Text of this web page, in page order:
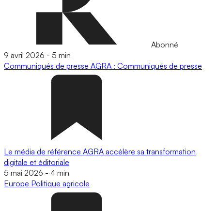
Abonné
9 avril 2026 - 5 min
Communiqués de presse AGRA : Communiqués de presse
Le média de référence AGRA accélère sa transformation
digitale et éditoriale
5 mai 2026 - 4 min
Europe Politique agricole